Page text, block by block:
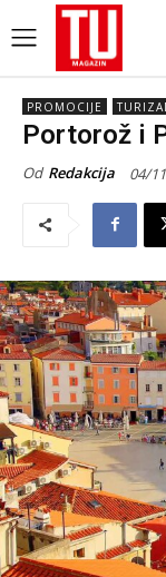
PROMOCIJE
Portorož i
Od Redakcija 04/